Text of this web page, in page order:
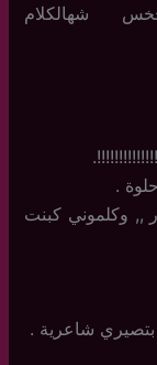
شهالكلام
.
,, وكلموني كبنت
شاعرية .